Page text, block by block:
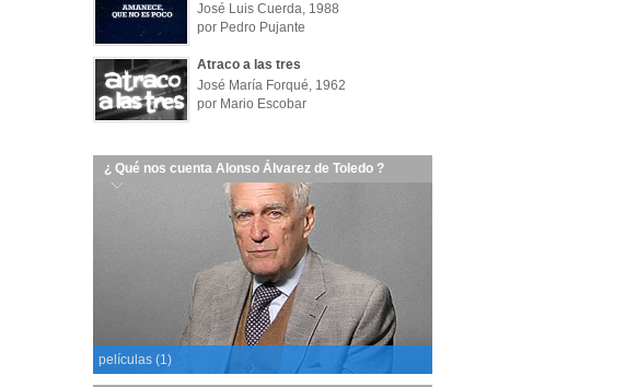
José Luis Cuerda, 1988
por Pedro Pujante
Atraco a las tres
José María Forqué, 1962
por Mario Escobar
¿ Qué nos cuenta Alonso Álvarez de Toledo ?
películas (1)